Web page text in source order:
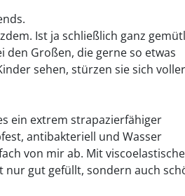
Ist ja schließlich ganz
Großen, die gerne so etwas
sehen, stürzen sie sich voller
ein extrem strapazierfähiger
antibakteriell und Wasser
von mir ab. Mit
nur gut gefüllt, sondern auch